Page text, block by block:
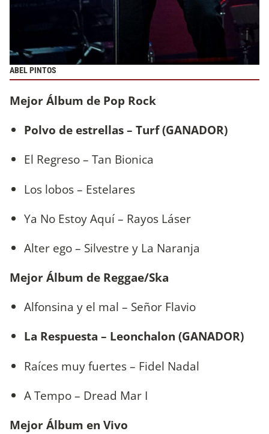
ABEL PINTOS
Mejor Álbum de Pop Rock
Polvo de estrellas – Turf (GANADOR)
El Regreso – Tan Bionica
Los lobos – Estelares
Ya No Estoy Aquí – Rayos Láser
Alter ego – Silvestre y La Naranja
Mejor Álbum de Reggae/Ska
Alfonsina y el mal – Señor Flavio
La Respuesta – Leonchalon (GANADOR)
Raíces muy fuertes – Fidel Nadal
A Tempo – Dread Mar I
Mejor Álbum en Vivo